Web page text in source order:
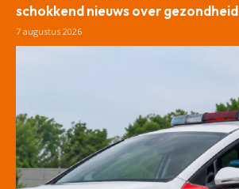
schokkend nieuws over gezondheid
7 augustus 2026